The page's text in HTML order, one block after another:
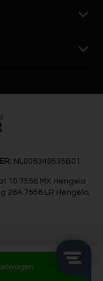
10 7556 MX Hengelo
26A 7556 LR Hengelo,
NL006349535B01